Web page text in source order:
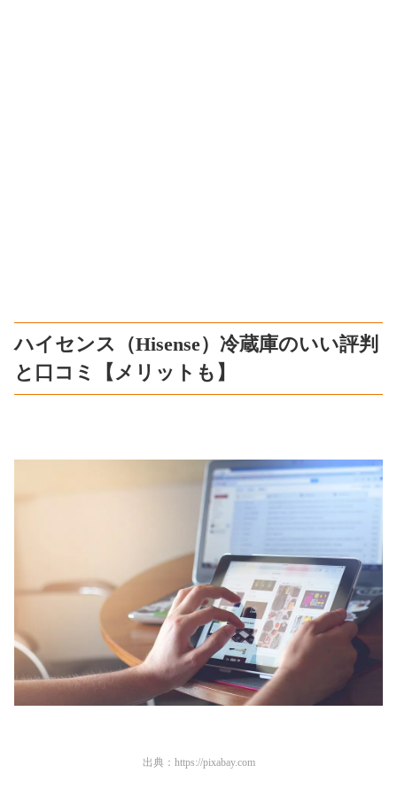
ハイセンス（Hisense）冷蔵庫のいい評判
と口コミ【メリットも】
出典： https://pixabay.com